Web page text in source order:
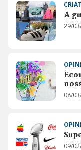
A
29/
08/
09/